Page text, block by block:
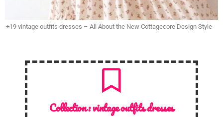
+19 vintage outfits dresses – All About the New Cottagecore Design Style
Collection :vintage outfits dresses